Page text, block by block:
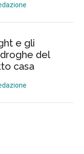
e gli
del
casa